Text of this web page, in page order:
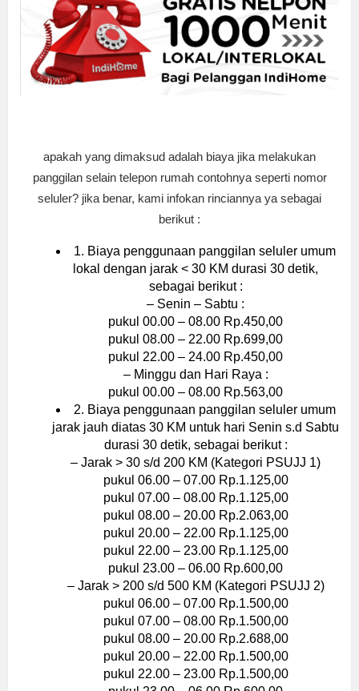
apakah yang dimaksud adalah biaya jika melakukan
panggilan selain telepon rumah contohnya seperti nomor
seluler? jika benar, kami infokan rinciannya ya sebagai
berikut :
1. Biaya penggunaan panggilan seluler umum
lokal dengan jarak < 30 KM durasi 30 detik,
sebagai berikut :
– Senin – Sabtu :
pukul 00.00 – 08.00 Rp.450,00
pukul 08.00 – 22.00 Rp.699,00
pukul 22.00 – 24.00 Rp.450,00
– Minggu dan Hari Raya :
pukul 00.00 – 08.00 Rp.563,00
2. Biaya penggunaan panggilan seluler umum
jarak jauh diatas 30 KM untuk hari Senin s.d Sabtu
durasi 30 detik, sebagai berikut :
– Jarak > 30 s/d 200 KM (Kategori PSUJJ 1)
pukul 06.00 – 07.00 Rp.1.125,00
pukul 07.00 – 08.00 Rp.1.125,00
pukul 08.00 – 20.00 Rp.2.063,00
pukul 20.00 – 22.00 Rp.1.125,00
pukul 22.00 – 23.00 Rp.1.125,00
pukul 23.00 – 06.00 Rp.600,00
– Jarak > 200 s/d 500 KM (Kategori PSUJJ 2)
pukul 06.00 – 07.00 Rp.1.500,00
pukul 07.00 – 08.00 Rp.1.500,00
pukul 08.00 – 20.00 Rp.2.688,00
pukul 20.00 – 22.00 Rp.1.500,00
pukul 22.00 – 23.00 Rp.1.500,00